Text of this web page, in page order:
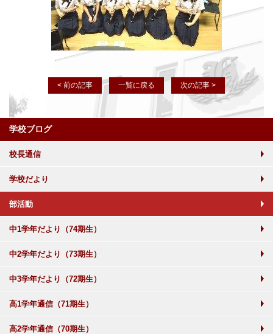
< 前の記事 一覧に戻る 次の記事 >
学校ブログ
校長通信
学校だより
部活動
中1学年だより（74期生）
中2学年だより（73期生）
中3学年だより（72期生）
高1学年通信（71期生）
高2学年通信（70期生）